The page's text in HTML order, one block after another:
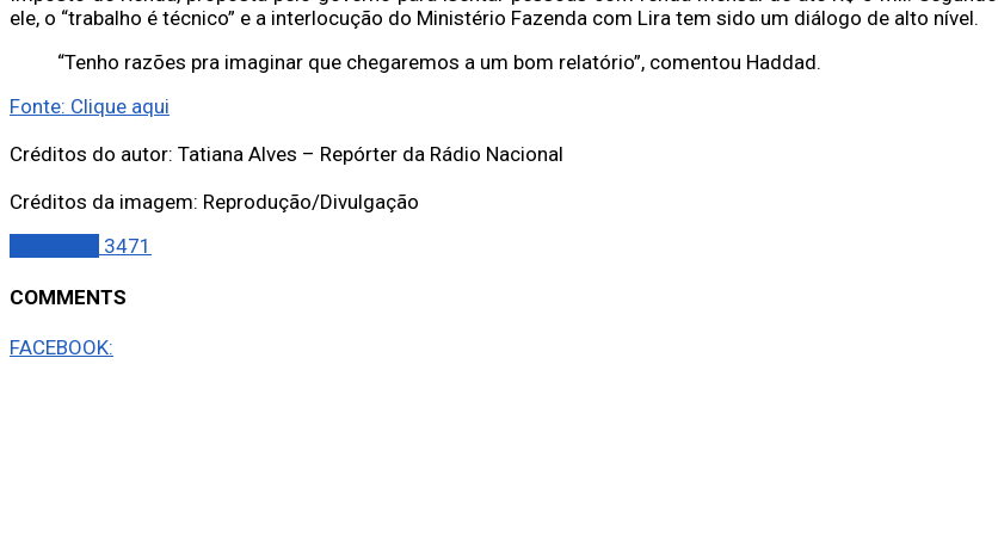
ele, o “trabalho é técnico” e a interlocução do Ministério Fazenda com Lira tem sido um diálogo de alto nível.
“Tenho razões pra imaginar que chegaremos a um bom relatório”, comentou Haddad.
Fonte: Clique aqui
Créditos do autor: Tatiana Alves – Repórter da Rádio Nacional
Créditos da imagem: Reprodução/Divulgação
3471
COMMENTS
FACEBOOK: